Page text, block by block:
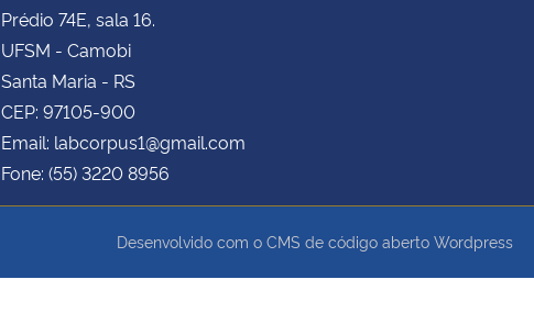
Prédio 74E, sala 16.
UFSM - Camobi
Santa Maria - RS
CEP: 97105-900
Email: labcorpus1@gmail.com
Fone: (55) 3220 8956
Desenvolvido com o CMS de código aberto Wordpress